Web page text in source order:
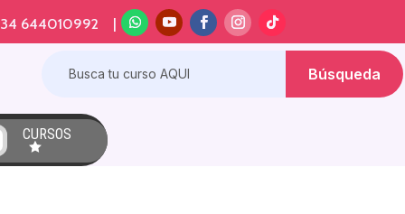
644010992 |
CURSOS
